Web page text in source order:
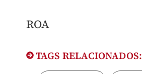
ROA
TAGS RELACIONADOS: